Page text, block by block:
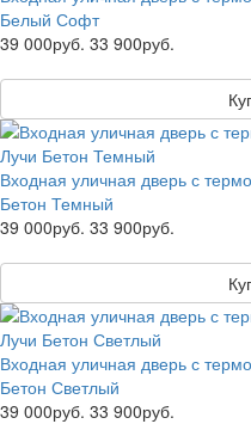
Белый Софт
39 000руб. 33 900руб.
Входная уличная дверь с
Бетон Темный
39 000руб. 33 900руб.
Входная уличная дверь с
Бетон Светлый
39 000руб. 33 900руб.